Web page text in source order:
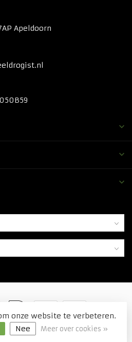
Apeldoorn
Duitse Voordeel Drogist
onze website te verbeteren.
Nee Meer over cookies »